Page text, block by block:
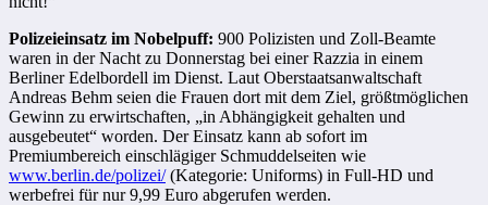
Polizeieinsatz im Nobelpuff: 900 Polizisten und Zoll-Beamte
waren in der Nacht zu Donnerstag bei einer Razzia in einem
Berliner Edelbordell im Dienst. Laut Oberstaatsanwaltschaft
Andreas Behm seien die Frauen dort mit dem Ziel, größtmöglichen
Gewinn zu erwirtschaften, „in Abhängigkeit gehalten und
ausgebeutet“ worden. Der Einsatz kann ab sofort im
Premiumbereich einschlägiger Schmuddelseiten wie
www.berlin.de/polizei/(Kategorie: Uniforms) in Full-HD und
werbefrei für nur 9,99 Euro abgerufen werden.